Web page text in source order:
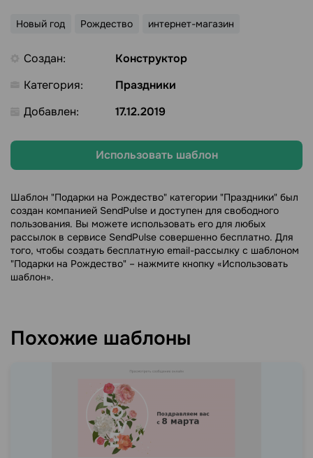
Новый год Рождество интернет-магазин
Создан:
Конструктор
Категория:
Праздники
Добавлен:
17.12.2019
Использовать шаблон
Шаблон "Подарки на Рождество" категории "Праздники" был
создан компанией SendPulse и доступен для свободного
пользования. Вы можете использовать его для любых
рассылок в сервисе SendPulse совершенно бесплатно. Для
того, чтобы создать бесплатную email-рассылку с шаблоном
"Подарки на Рождество" – нажмите кнопку «Использовать
шаблон».
Похожие шаблоны